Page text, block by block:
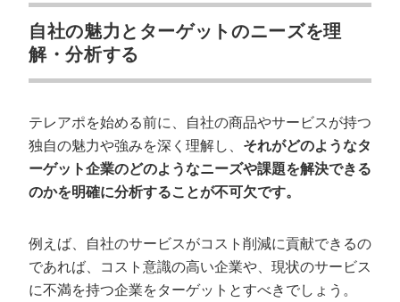
自社の魅力とターゲットのニーズを理
解・分析する
テレアポを始める前に、自社の商品やサービスが持つ
独自の魅力や強みを深く理解し、 それがどのようなタ
ーゲット企業のどのようなニーズや課題を解決できる
のかを明確に分析することが不可欠です。
例えば、自社のサービスがコスト削減に貢献できるの
であれば、コスト意識の高い企業や、現状のサービス
に不満を持つ企業をターゲットとすべきでしょう。